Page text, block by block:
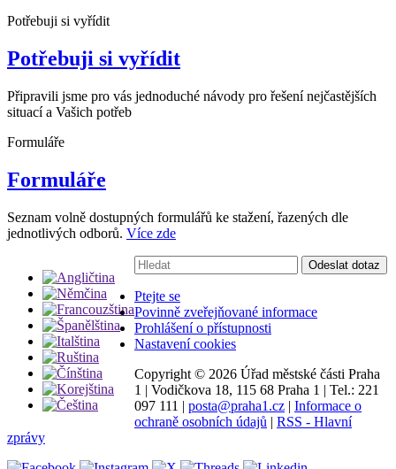
Potřebuji si vyřídit
Potřebuji si vyřídit
Připravili jsme pro vás jednoduché návody pro řešení nejčastějších
situací a Vašich potřeb
Formuláře
Formuláře
Seznam volně dostupných formulářů ke stažení, řazených dle
jednotlivých odborů. Více zde
Vyhledávání:
Odeslat dotaz
Ptejte se
Povinně zveřejňované informace
Prohlášení o přístupnosti
Nastavení cookies
Copyright © 2026 Úřad městské části Praha
1 | Vodičkova 18, 115 68 Praha 1 | Tel.: 221
097 111 | posta@praha1.cz | Informace o
ochraně osobních údajů | RSS - Hlavní
zprávy